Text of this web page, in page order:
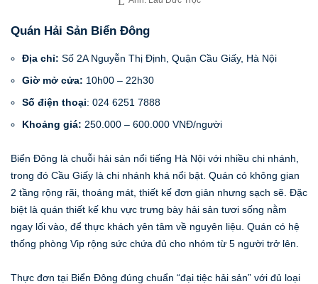
Quán Hải Sản Biển Đông
Địa chỉ: Số 2A Nguyễn Thị Định, Quận Cầu Giấy, Hà Nội
Giờ mở cửa: 10h00 – 22h30
Số điện thoại: 024 6251 7888
Khoảng giá: 250.000 – 600.000 VNĐ/người
Biển Đông là chuỗi hải sản nổi tiếng Hà Nội với nhiều chi nhánh,
trong đó Cầu Giấy là chi nhánh khá nổi bật. Quán có không gian
2 tầng rộng rãi, thoáng mát, thiết kế đơn giản nhưng sạch sẽ. Đặc
biệt là quán thiết kế khu vực trưng bày hải sản tươi sống nằm
ngay lối vào, để thực khách yên tâm về nguyên liệu. Quán có hệ
thống phòng Vip rộng sức chứa đủ cho nhóm từ 5 người trở lên.
Thực đơn tại Biển Đông đúng chuẩn “đại tiệc hải sản” với đủ loại